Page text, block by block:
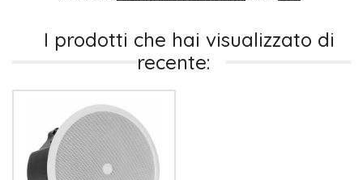
I prodotti che hai visualizzato di
recente: